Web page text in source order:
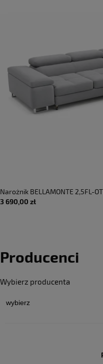
Narożnik BELLAMONTE 2,5FL-
3 690,00 zł
Producenci
Wybierz producenta